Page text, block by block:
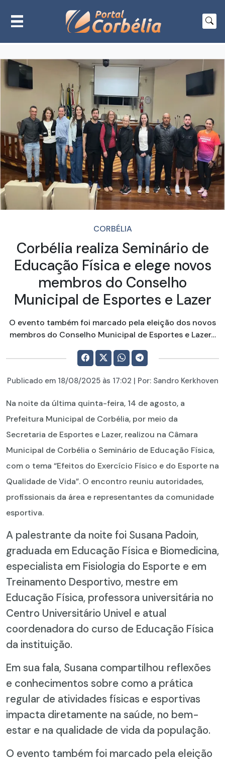
CORBÉLIA
Corbélia realiza Seminário de
Educação Física e elege novos
membros do Conselho
Municipal de Esportes e Lazer
O evento também foi marcado pela eleição dos novos
membros do Conselho Municipal de Esportes e Lazer…
Publicado em 18/08/2025às 17:02 | Por: Sandro Kerkhoven
Na noite da última quinta-feira, 14 de agosto, a
Prefeitura Municipal de Corbélia, por meio da
Secretaria de Esportes e Lazer, realizou na Câmara
Municipal de Corbélia o Seminário de Educação Física,
com o tema “Efeitos do Exercício Físico e do Esporte na
Qualidade de Vida”. O encontro reuniu autoridades,
profissionais da área e representantes da comunidade
esportiva.
A palestrante da noite foi Susana Padoin,
graduada em Educação Física e Biomedicina,
especialista em Fisiologia do Esporte e em
Treinamento Desportivo, mestre em
Educação Física, professora universitária no
Centro Universitário Univel e atual
coordenadora do curso de Educação Física
da instituição.
Em sua fala, Susana compartilhou reflexões
e conhecimentos sobre como a prática
regular de atividades físicas e esportivas
impacta diretamente na saúde, no bem-
estar e na qualidade de vida da população.
O evento também foi marcado pela eleição